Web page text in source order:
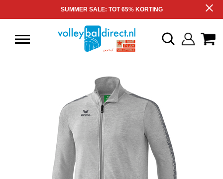
SUMMER SALE: TOT 65% KORTING